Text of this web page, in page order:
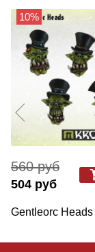
10%
560 руб
504 руб
Gentleorc Heads